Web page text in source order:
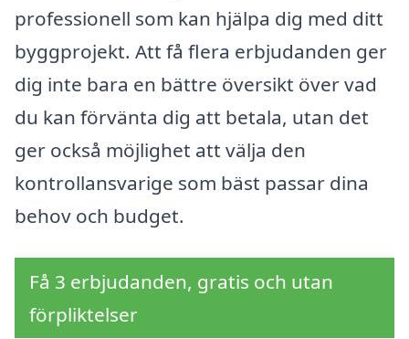
professionell som kan hjälpa dig med ditt
byggprojekt. Att få flera erbjudanden ger
dig inte bara en bättre översikt över vad
du kan förvänta dig att betala, utan det
ger också möjlighet att välja den
kontrollansvarige som bäst passar dina
behov och budget.
Få 3 erbjudanden, gratis och utan
förpliktelser